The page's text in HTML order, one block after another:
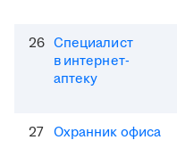
26 Специалист
в интернет-
аптеку
27 Охранник офиса